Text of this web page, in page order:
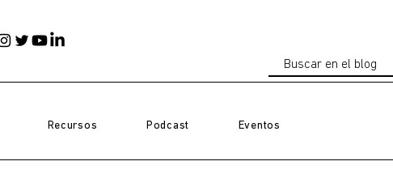
Recursos Podcast Eventos